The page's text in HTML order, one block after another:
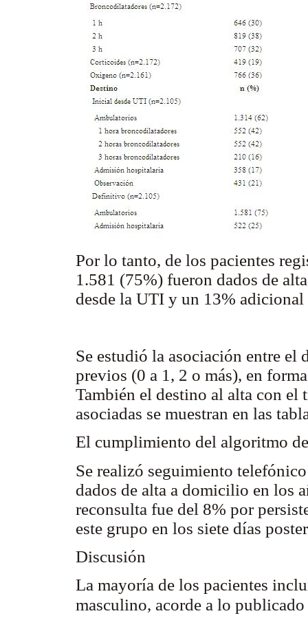
Por lo tanto, de los pacientes
1.581 (75%) fueron dados de
desde la UTI y un 13%
Se estudió la asociación entre el
previos (0 a 1, 2 o más), en
También el destino al alta con
asociadas se muestran en las
El cumplimiento del algoritmo
Se realizó seguimiento
dados de alta a domicilio en los
reconsulta fue del 8% por
este grupo en los siete días
Discusión
La mayoría de los pacientes
masculino, acorde a lo